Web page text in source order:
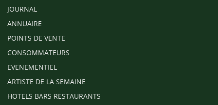
JOURNAL
ANNUAIRE
POINTS DE VENTE
CONSOMMATEURS
EVENEMENTIEL
ARTISTE DE LA SEMAINE
HOTELS BARS RESTAURANTS